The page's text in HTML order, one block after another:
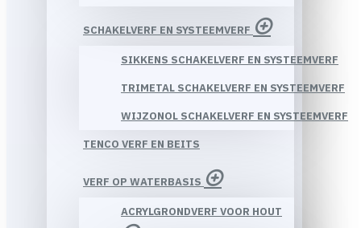
SCHAKELVERF EN SYSTEEMVERF
SIKKENS SCHAKELVERF EN SYSTEEMVERF
TRIMETAL SCHAKELVERF EN SYSTEEMVERF
WIJZONOL SCHAKELVERF EN SYSTEEMVERF
TENCO VERF EN BEITS
VERF OP WATERBASIS
ACRYLGRONDVERF VOOR HOUT